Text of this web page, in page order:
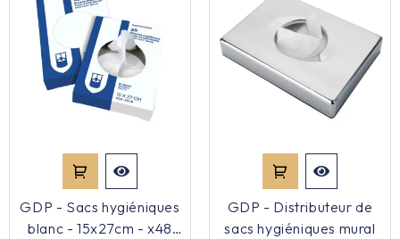
GDP - Sacs hygiéniques
blanc - 15x27cm - x48
GDP - Distributeur de
sacs hygiéniques mural